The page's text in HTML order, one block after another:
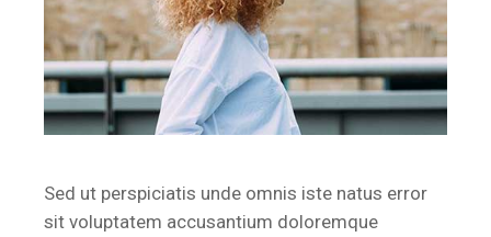
Sed ut perspiciatis unde omnis iste natus error
sit voluptatem accusantium doloremque